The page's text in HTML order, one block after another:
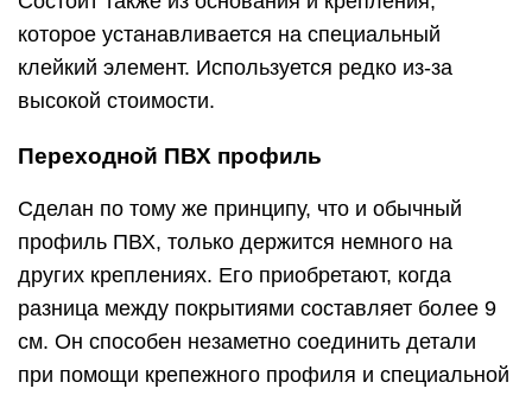
которое устанавливается на специальный
клейкий элемент. Используется редко из-за
высокой стоимости.
Переходной ПВХ профиль
Сделан по тому же принципу, что и обычный
профиль ПВХ, только держится немного на
других креплениях. Его приобретают, когда
разница между покрытиями составляет более 9
см. Он способен незаметно соединить детали
при помощи крепежного профиля и специальной